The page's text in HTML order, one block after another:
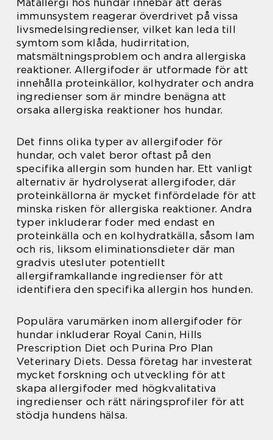
Matallergi hos hundar innebär att deras
immunsystem reagerar överdrivet på vissa
livsmedelsingredienser, vilket kan leda till
symtom som klåda, hudirritation,
matsmältningsproblem och andra allergiska
reaktioner. Allergifoder är utformade för att
innehålla proteinkällor, kolhydrater och andra
ingredienser som är mindre benägna att
orsaka allergiska reaktioner hos hundar.
Det finns olika typer av allergifoder för
hundar, och valet beror oftast på den
specifika allergin som hunden har. Ett vanligt
alternativ är hydrolyserat allergifoder, där
proteinkällorna är mycket finfördelade för att
minska risken för allergiska reaktioner. Andra
typer inkluderar foder med endast en
proteinkälla och en kolhydratkälla, såsom lam
och ris, liksom eliminationsdieter där man
gradvis utesluter potentiellt
allergiframkallande ingredienser för att
identifiera den specifika allergin hos hunden.
Populära varumärken inom allergifoder för
hundar inkluderar Royal Canin, Hills
Prescription Diet och Purina Pro Plan
Veterinary Diets. Dessa företag har investerat
mycket forskning och utveckling för att
skapa allergifoder med högkvalitativa
ingredienser och rätt näringsprofiler för att
stödja hundens hälsa.